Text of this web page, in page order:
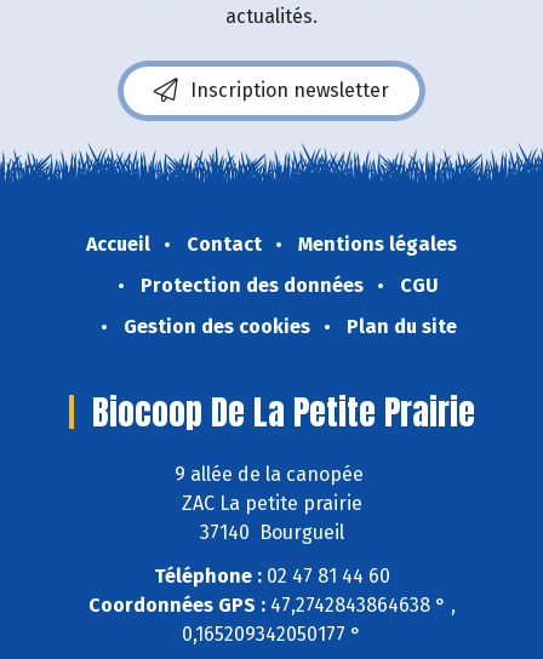
actualités.
Inscription newsletter
Accueil Contact
Mentions légales
Protection des données
CGU
Gestion des cookies
Plan du site
Biocoop De La Petite Prairie
9 allée de la canopée
ZAC La petite prairie
37140 Bourgueil
Téléphone :02 47 81 44 60
Coordonnées GPS :47,2742843864638 ° ,
0,165209342050177 °